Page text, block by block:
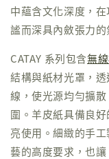
中蘊含文化深度，
謐而深具內斂張力的
CATAY 系列包含無
結構與紙材光罩，
線，使光源均勻擴
圍。羊皮紙具備良
亮使用。細緻的手
藝的高度要求，也